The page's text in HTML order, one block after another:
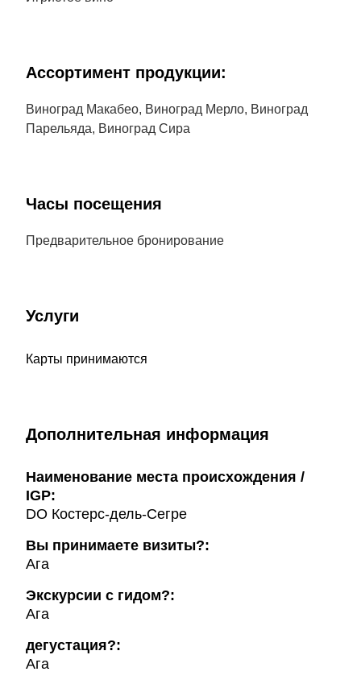
Aссортимент продукции:
Виноград Макабео, Виноград Мерло, Виноград
Парельяда, Виноград Сира
Часы посещения
Предварительное бронирование
Услуги
Карты принимаются
Дополнительная информация
Наименование места происхождения /
IGP:
DO Костерс-дель-Сегре
Вы принимаете визиты?:
Ага
Экскурсии с гидом?:
Ага
дегустация?:
Ага